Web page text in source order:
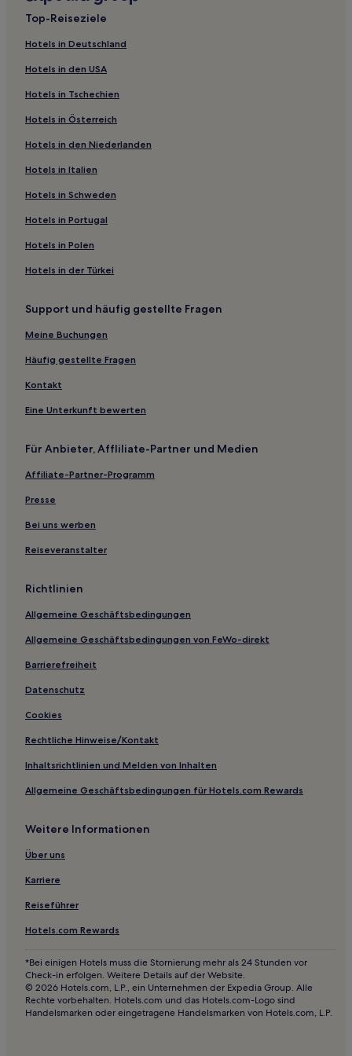
Weitere beliebte Attraktionen in Brunswick County
Ocean Isle Beach
Strände auf Brunswick Island
North Carolina Maritime Museum at Southport
Belville Hotels
Haustierfreundliche in Holden Beach
Cottages in Holden Beach
Ferienwohnungen in Holden Beach
Günstige in Holden Beach
Luxus in Holden Beach
2-Sterne-Hotels in Holden Beach
3-Sterne-Hotels in Holden Beach
4-Sterne-Hotels in Holden Beach
Strand in Holden Beach
Golf in Holden Beach
Holden Beach Hotels
Northwest Hotels
Carolina Shores Hotels
Fort Caswell Hotels
Leland Hotels
Hotels mit Pool in Calabash
Hotels mit Parkplatz in Calabash
Hotels mit Küchenzeile in Calabash
Villen in Calabash
Günstige in Calabash
2-Sterne-Hotels in Calabash
3-Sterne-Hotels in Calabash
Golf in Calabash
Calabash Hotels
3-Sterne-Hotels in Bald Head Island
Bald Head Island Hotels
Hotels mit Pool in Sunset Beach
Hotels mit Küchenzeile in Sunset Beach
Ferienwohnungen in Sunset Beach
3-Sterne-Hotels in Sunset Beach
4-Sterne-Hotels in Sunset Beach
Sunset Beach Hotels
Bolivien Hotels
Hotels mit Pool in Supply
Hotels mit Parkplatz in Supply
Haustierfreundliche in Supply
Cottages in Supply
Top-Reiseziele
Hotels in Deutschland
Hotels in den USA
Hotels in Tschechien
Hotels in Österreich
Hotels in den Niederlanden
Hotels in Italien
Hotels in Schweden
Hotels in Portugal
Hotels in Polen
Hotels in der Türkei
Support und häufig gestellte Fragen
Meine Buchungen
Häufig gestellte Fragen
Kontakt
Eine Unterkunft bewerten
Für Anbieter, Affliliate-Partner und Medien
Affiliate-Partner-Programm
Presse
Bei uns werben
Reiseveranstalter
Richtlinien
Allgemeine Geschäftsbedingungen
Allgemeine Geschäftsbedingungen von FeWo-direkt
Barrierefreiheit
Datenschutz
Cookies
Rechtliche Hinweise/Kontakt
Inhaltsrichtlinien und Melden von Inhalten
Allgemeine Geschäftsbedingungen für Hotels.com Rewards
Weitere Informationen
Über uns
Karriere
Reiseführer
Hotels.com Rewards
*Bei einigen Hotels muss die Stornierung mehr als 24 Stunden vor
Check-in erfolgen. Weitere Details auf der Website.
© 2026 Hotels.com, L.P., ein Unternehmen der Expedia Group. Alle
Rechte vorbehalten. Hotels.com und das Hotels.com-Logo sind
Handelsmarken oder eingetragene Handelsmarken von Hotels.com, L.P.